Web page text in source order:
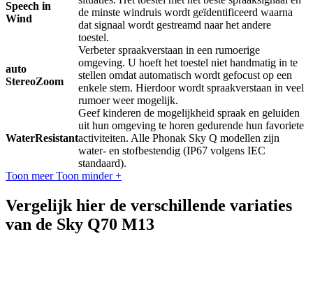
Speech in
Wind
de minste windruis wordt geïdentificeerd waarna
dat signaal wordt gestreamd naar het andere
toestel.
auto
StereoZoom
Verbeter spraakverstaan in een rumoerige
omgeving. U hoeft het toestel niet handmatig in te
stellen omdat automatisch wordt gefocust op een
enkele stem. Hierdoor wordt spraakverstaan in veel
rumoer weer mogelijk.
WaterResistant
Geef kinderen de mogelijkheid spraak en geluiden
uit hun omgeving te horen gedurende hun favoriete
activiteiten. Alle Phonak Sky Q modellen zijn
water- en stofbestendig (IP67 volgens IEC
standaard).
Toon meer Toon minder +
Vergelijk hier de verschillende variaties
van de Sky Q70 M13